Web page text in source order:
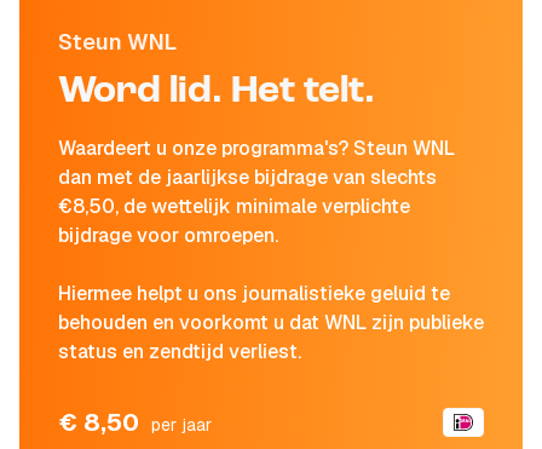
Steun WNL
Word lid. Het telt.
Waardeert u onze programma's? Steun WNL
dan met de jaarlijkse bijdrage van slechts
€8,50, de wettelijk minimale verplichte
bijdrage voor omroepen.
Hiermee helpt u ons journalistieke geluid te
behouden en voorkomt u dat WNL zijn publieke
status en zendtijd verliest.
€ 8,50 per jaar